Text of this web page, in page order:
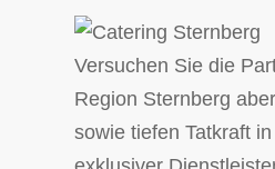
Versuchen Sie die
Region Sternberg
sowie tiefen Tatkraft